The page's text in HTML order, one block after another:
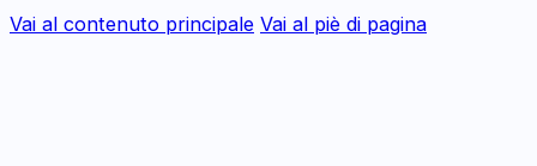
Vai al contenuto principale Vai al piè di pagina